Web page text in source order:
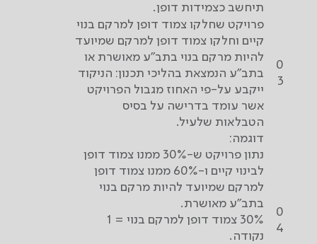
תיחשב כצמידות דופן.
פרויקט שחלקו צמוד דופן למרקם בנוי
קיים וחלקו צמוד דופן למרקם שמיועד
להיות מרקם בנוי בתב"ע מאושרת או
בתב"ע הנמצאת בהליכי תכנון: הניקוד
ייקבע על-פי האחוז מגבול הפרויקט
אשר עומד בדרישה על בסיס
הטבלאות שלעיל.
0
3
דוגמה:
נתון פרויקט ש-30% ממנו צמוד דופן
לבינוי קיים ו-60% ממנו צמוד דופן
למרקם שמיועד להיות מרקם בנוי
בתב"ע מאושרת.
30% צמוד דופן למרקם בנוי = 1
נקודה.
0
4